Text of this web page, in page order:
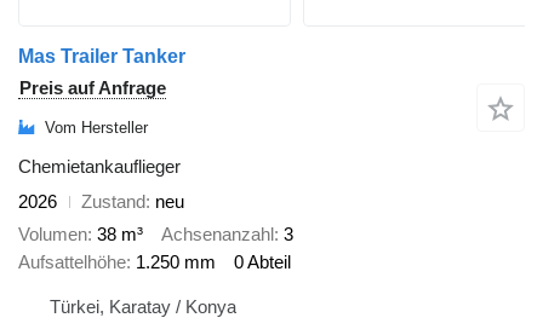
Mas Trailer Tanker
Preis auf Anfrage
Vom Hersteller
Chemietankauflieger
2026
Zustand neu
Volumen 38 m³ Achsenanzahl 3
Aufsattelhöhe 1.250 mm 0 Abteil
Türkei, Karatay / Konya